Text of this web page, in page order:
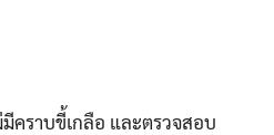
คราบขี้เกลือ และตรวจสอบ